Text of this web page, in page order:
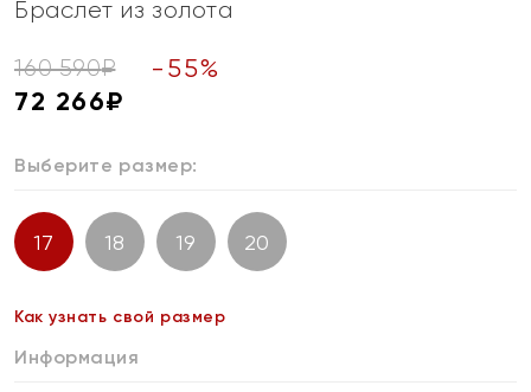
Браслет из золота
160 590₽ - 55%
72 266₽
Выберите размер:
17 18 19 20
Как узнать свой размер
Информация